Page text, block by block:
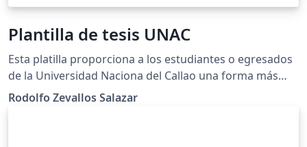
Plantilla de tesis UNAC
Esta platilla proporciona a los estudiantes o egresados
de la Universidad Naciona del Callao una forma más
fácil de redactar sus tesis.
Rodolfo Zevallos Salazar